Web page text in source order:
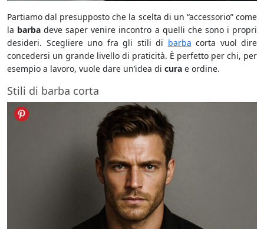
Partiamo dal presupposto che la scelta di un “accessorio” come
la barba deve saper venire incontro a quelli che sono i propri
desideri. Scegliere uno fra gli stili di barba corta vuol dire
concedersi un grande livello di praticità. È perfetto per chi, per
esempio a lavoro, vuole dare un’idea di cura e ordine.
Stili di barba corta